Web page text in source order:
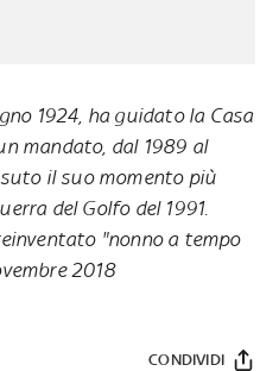
1924, ha guidato la Casa
mandato, dal 1989 al
il suo momento più
del Golfo del 1991.
"nonno a tempo
2018
CONDIVIDI